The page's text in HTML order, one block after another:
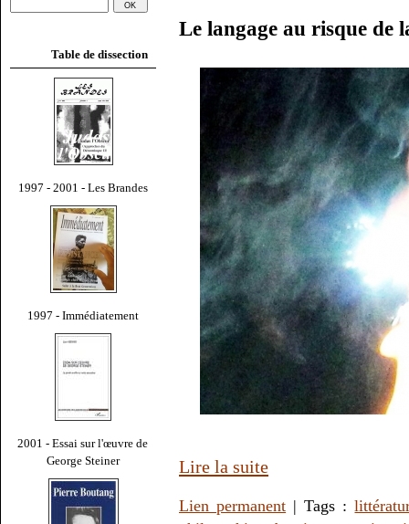
Table de dissection
1997 - 2001 - Les Brandes
1997 - Immédiatement
2001 - Essai sur l'œuvre de
George Steiner
Le langage au risque de
Lire la suite
Lien permanent | Tags :